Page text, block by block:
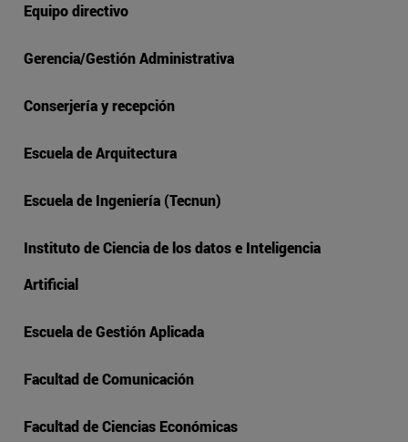
Equipo directivo
Gerencia/Gestión Administrativa
Conserjería y recepción
Escuela de Arquitectura
Escuela de Ingeniería (Tecnun)
Instituto de Ciencia de los datos e Inteligencia
Artificial
Escuela de Gestión Aplicada
Facultad de Comunicación
Facultad de Ciencias Económicas